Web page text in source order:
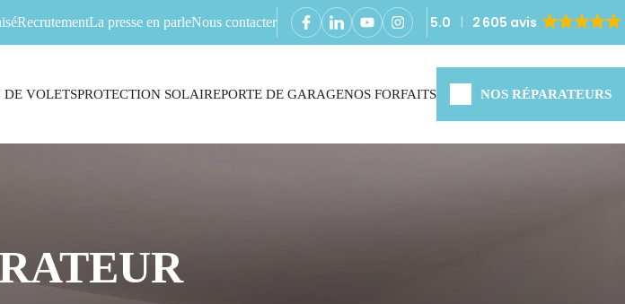
RecrutementLa presse en parleNous contacter 5.0 2 605 avis
VOLETSPROTECTION SOLAIREPORTE DE GARAGENOS FORFAITS NOS RÉPARATEURS